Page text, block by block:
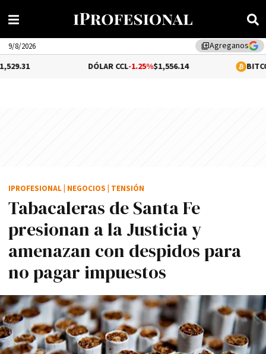
library_addAgreganos
9/8/2026
-1.25%$1,556.14 0.06%
Tabacaleras de Santa Fe
presionan a la Justicia y
amenazan con despidos para
no pagar impuestos
IPROFESIONAL NEGOCIOS TENSIÓN